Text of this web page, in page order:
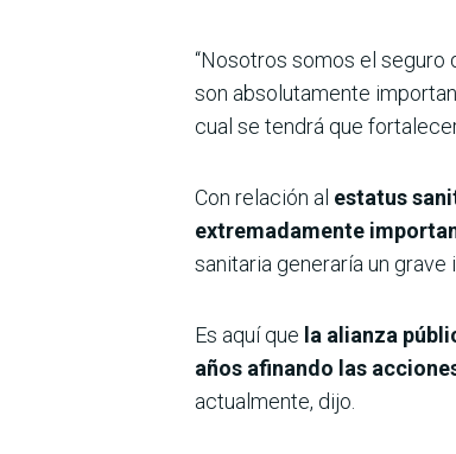
“Nosotros somos el seguro
son absolutamente
cual se tendrá que
Con relación al estatus
extremadamente
sanitaria generaría un grave
Es aquí que la alianza
años afinando las
actualmente, dijo.